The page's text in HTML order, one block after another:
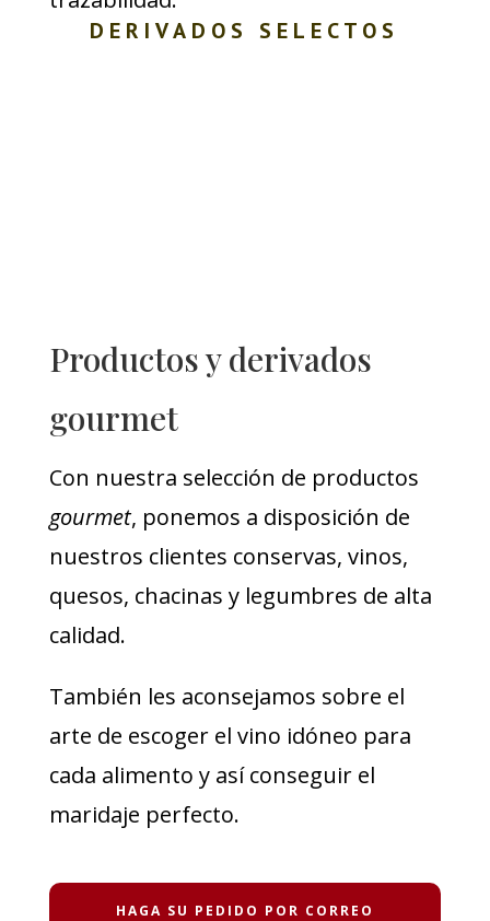
DERIVADOS SELECTOS
Productos y derivados
gourmet
Con nuestra selección de productos
gourmet, ponemos a disposición de
nuestros clientes conservas, vinos,
quesos, chacinas y legumbres de alta
calidad.
También les aconsejamos sobre el
arte de escoger el vino idóneo para
cada alimento y así conseguir el
maridaje perfecto.
HAGA SU PEDIDO POR CORREO